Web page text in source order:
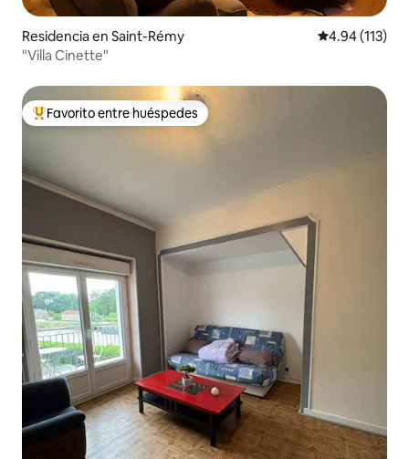
Residencia en Saint-Rémy Calificación
4.94 (113)
"Villa Cinette"
De los mejores en Favorito entre huéspedes
Favorito entre huéspedes